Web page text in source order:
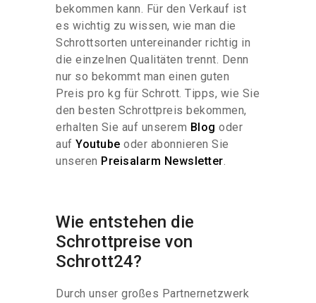
bekommen kann. Für den Verkauf ist
es wichtig zu wissen, wie man die
Schrottsorten untereinander richtig in
die einzelnen Qualitäten trennt. Denn
nur so bekommt man einen guten
Preis pro kg für Schrott. Tipps, wie Sie
den besten Schrottpreis bekommen,
erhalten Sie auf unserem Blog oder
auf Youtube oder abonnieren Sie
unseren Preisalarm Newsletter.
Wie entstehen die
Schrottpreise von
Schrott24?
Durch unser großes Partnernetzwerk